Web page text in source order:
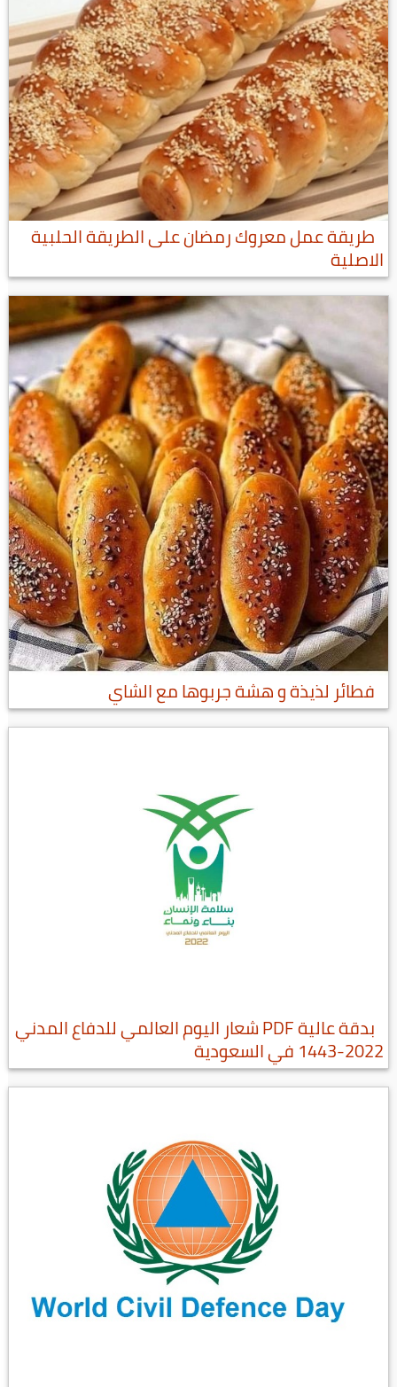
طريقة عمل معروك رمضان على الطريقة الحلبية
الاصلية
فطائر لذيذة و هشة جربوها مع الشاي
بدقة عالية PDF شعار اليوم العالمي للدفاع المدني
2022-1443 في السعودية